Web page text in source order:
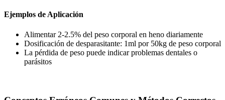
Ejemplos de Aplicación
Alimentar 2-2.5% del peso corporal en heno diariamente
Dosificación de desparasitante: 1ml por 50kg de peso corporal
La pérdida de peso puede indicar problemas dentales o
parásitos